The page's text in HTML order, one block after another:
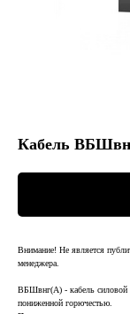
Кабель
Внимание! Не является
менеджера.
ВБШвнг(А) - кабель силовой
пониженной горючестью.